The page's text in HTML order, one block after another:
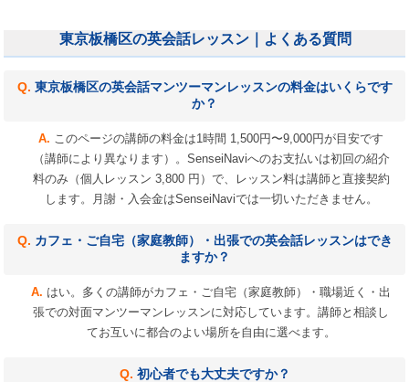
東京板橋区の英会話レッスン｜よくある質問
東京板橋区の英会話マンツーマンレッスンの料金はいくらです
か？
このページの講師の料金は1時間 1,500円〜9,000円が目安です
（講師により異なります）。SenseiNaviへのお支払いは初回の紹介
料のみ（個人レッスン 3,800 円）で、レッスン料は講師と直接契約
します。月謝・入会金はSenseiNaviでは一切いただきません。
カフェ・ご自宅（家庭教師）・出張での英会話レッスンはでき
ますか？
はい。多くの講師がカフェ・ご自宅（家庭教師）・職場近く・出
張での対面マンツーマンレッスンに対応しています。講師と相談し
てお互いに都合のよい場所を自由に選べます。
初心者でも大丈夫ですか？